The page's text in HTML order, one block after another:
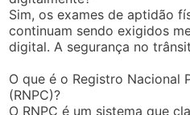
Sim, os exames de aptidão
continuam sendo exigidos
digital. A segurança no
O que é o Registro Nacional
(RNPC)?
O RNPC é um sistema que